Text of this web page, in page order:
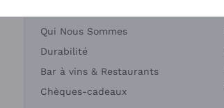
Qui Nous Sommes
Durabilité
Bar à vins & Restaurants
Chèques-cadeaux